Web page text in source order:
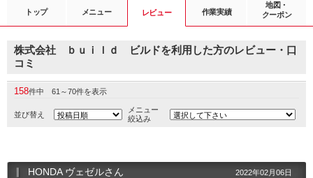
トップ メニュー レビュー 作業実績
地図・
クーポン
株式会社 ｂｕｉｌｄ ビルドを利用した方のレビュー・口
コミ
158件中 61～70件を表示
並び替え
メニュー
絞込み
HONDA ヴェゼルさん 2022年02月06日